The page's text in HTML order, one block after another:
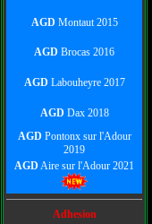
AGD Montaut 2015
AGD Brocas 2016
AGD Labouheyre 2017
AGD Dax 2018
AGD Pontonx sur l'Adour
2019
AGD Aire sur l'Adour 2021
Adhesion